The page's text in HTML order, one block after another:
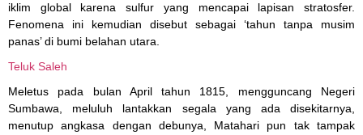
iklim global karena sulfur yang mencapai lapisan stratosfer.
Fenomena ini kemudian disebut sebagai ‘tahun tanpa musim
panas’ di bumi belahan utara.
Teluk Saleh
Meletus pada bulan April tahun 1815, mengguncang Negeri
Sumbawa, meluluh lantakkan segala yang ada disekitarnya,
menutup angkasa dengan debunya, Matahari pun tak tampak